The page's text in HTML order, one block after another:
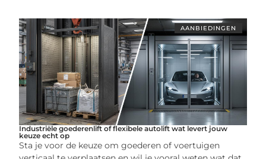
AANBIEDINGEN
Industriële goederenlift of flexibele autolift wat levert jouw
keuze echt op
Sta je voor de keuze om goederen of voertuigen